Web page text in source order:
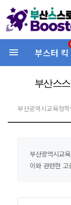
부스터 킥
부산스
부산광역시교육청
부산광역시교
이와 관련한